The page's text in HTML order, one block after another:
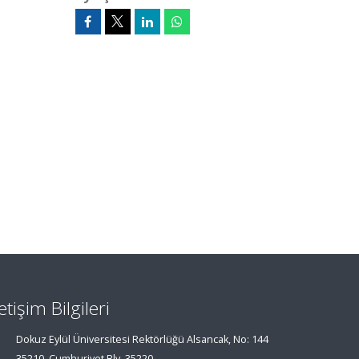
Bilgileri
Dokuz Eylül Üniversitesi Rektörlüğü Alsancak, No: 144